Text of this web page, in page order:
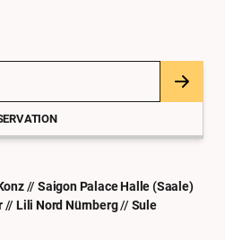
//Saigon Palace Halle (Saale)
//Lili Nord Nürnberg// Sule